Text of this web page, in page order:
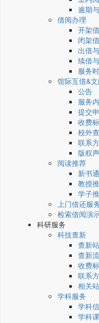
逾期
借阅办理
开架
闭架
出借
续借
服务
馆际互借&
公告
服务
提交
收费
校外
联系
版权
阅读推荐
新书
教授
学子
上门借还服
检索借阅演
科研服务
科技查新
查新
查新
收费
联系
相关
学科服务
学科
学科